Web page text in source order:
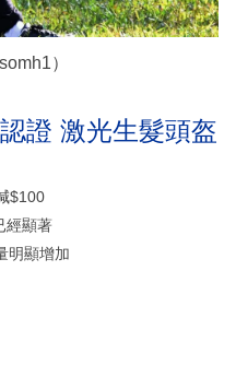
）
證 激光生髮頭盔
$100
經顯著
明顯增加